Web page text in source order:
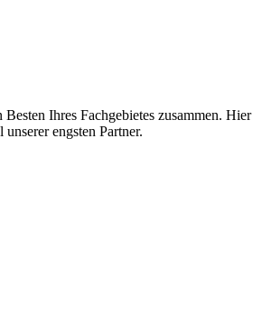
Ihres Fachgebietes zusammen. Hier
engsten Partner.